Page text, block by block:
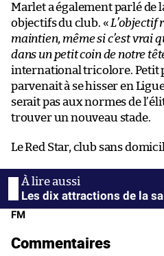
Marlet a également parlé de
objectifs du club. « L’objectif
maintien, même si c’est vrai
dans un petit coin de notre
international tricolore. Petit
parvenait à se hisser en
serait pas aux normes de
trouver un nouveau stade.
Le Red Star, club sans
Les dix attractions de la
FM
Commentaires